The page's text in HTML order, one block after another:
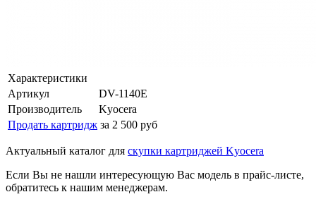
Характеристики
Артикул
DV-1140E
Производитель
Kyocera
Продать картридж за 2 500 руб
Актуальный каталог для скупки картриджей Kyocera
Если Вы не нашли интересующую Вас модель в прайс-листе,
обратитесь к нашим менеджерам.